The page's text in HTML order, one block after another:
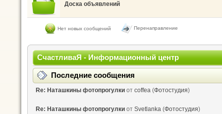
Доска объявлений
Нет новых сообщений Перенаправление
СчастливаЯ - Информационный центр
Последние сообщения
Re: Наташкины фотопрогулки от coffea (Фотостудия)
Re: Наташкины фотопрогулки от Svetlanka (Фотостудия)